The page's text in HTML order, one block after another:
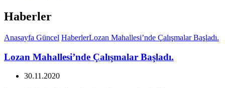
Haberler
Anasayfa Güncel HaberlerLozan Mahallesi’nde Çalışmalar Başladı.
Lozan Mahallesi’nde Çalışmalar Başladı.
30.11.2020